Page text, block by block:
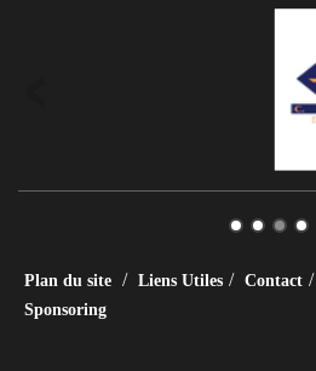
Plan du site / Liens Utiles / Contact /
Sponsoring